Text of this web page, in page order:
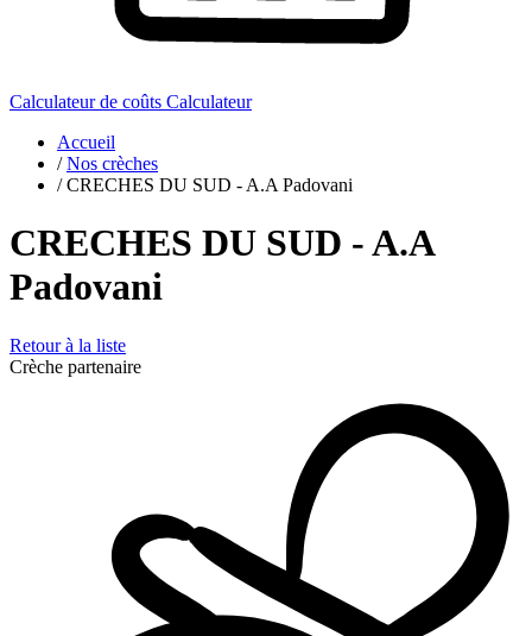
Calculateur de coûts Calculateur
Accueil
/ Nos crèches
/ CRECHES DU SUD - A.A Padovani
CRECHES DU SUD - A.A
Padovani
Retour à la liste
Crèche partenaire